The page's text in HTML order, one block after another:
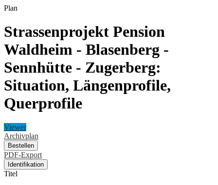
Plan
Strassenprojekt Pension
Waldheim - Blasenberg -
Sennhütte - Zugerberg:
Situation, Längenprofile,
Querprofile
Viewer
Archivplan
Bestellen
PDF-Export
Identifikation
Titel